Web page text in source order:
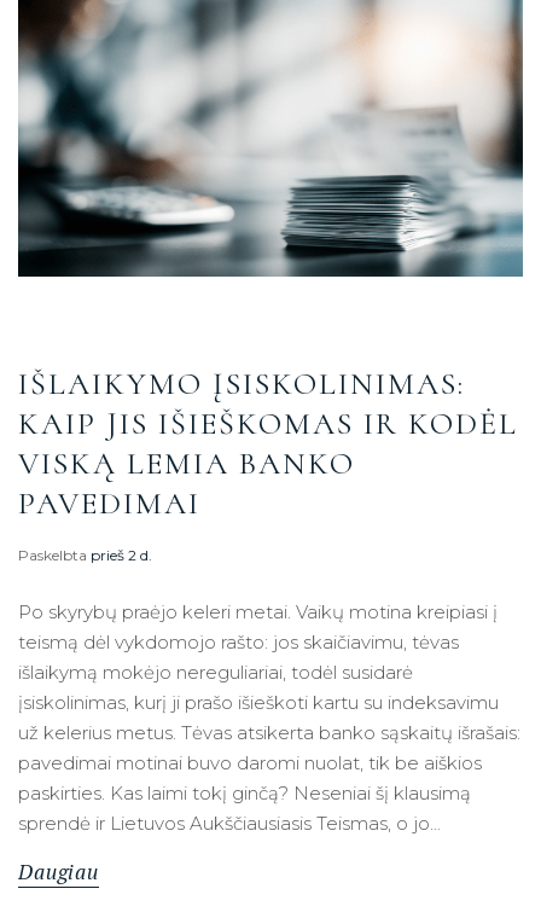
IŠLAIKYMO ĮSISKOLINIMAS:
KAIP JIS IŠIEŠKOMAS IR KODĖL
VISKĄ LEMIA BANKO
PAVEDIMAI
Paskelbta prieš 2 d.
Po skyrybų praėjo keleri metai. Vaikų motina kreipiasi į
teismą dėl vykdomojo rašto: jos skaičiavimu, tėvas
išlaikymą mokėjo nereguliariai, todėl susidarė
įsiskolinimas, kurį ji prašo išieškoti kartu su indeksavimu
už kelerius metus. Tėvas atsikerta banko sąskaitų išrašais:
pavedimai motinai buvo daromi nuolat, tik be aiškios
paskirties. Kas laimi tokį ginčą? Neseniai šį klausimą
sprendė ir Lietuvos Aukščiausiasis Teismas, o jo…
Daugiau